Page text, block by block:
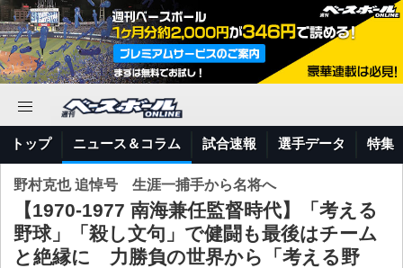
トップ ニュース＆コラム 試合速報 選手データ 特集
野村克也 追悼号 生涯一捕手から名将へ
【1970-1977 南海兼任監督時代】「考える
野球」「殺し文句」で健闘も最後はチーム
と絶縁に 力勝負の世界から「考える野